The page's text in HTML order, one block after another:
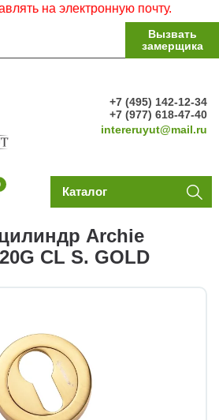
на электронную почту.
Вызвать
замерщика
+7 (495) 142-12-34
+7 (977) 618-47-40
intereruyut@mail.ru
Каталог
Archie
CL S. GOLD